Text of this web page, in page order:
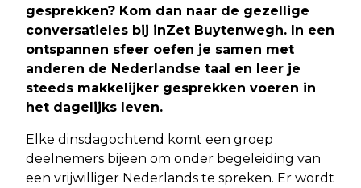
gesprekken? Kom dan naar de gezellige
conversatieles bij inZet Buytenwegh. In een
ontspannen sfeer oefen je samen met
anderen de Nederlandse taal en leer je
steeds makkelijker gesprekken voeren in
het dagelijks leven.
Elke dinsdagochtend komt een groep
deelnemers bijeen om onder begeleiding van
een vrijwilliger Nederlands te spreken. Er wordt